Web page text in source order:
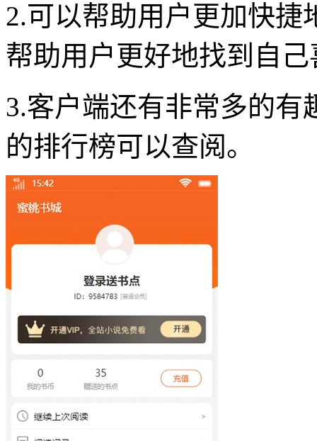
2.可以帮助用户更加快
帮助用户更好地找到自
3.客户端还有非常多的
的排行榜可以查阅。